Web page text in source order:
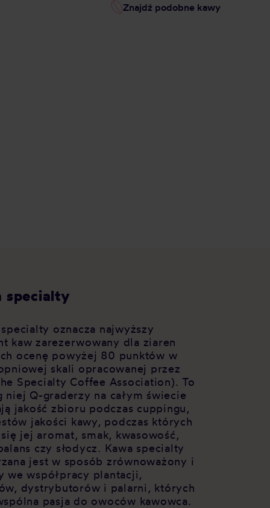
Znajdź podobne kawy
specialty
specialty oznacza najwyższy
kaw zarezerwowany dla ziaren
ocenę powyżej 80 punktów w
skali opracowanej przez
Specialty Coffee Association). To
niej Q-graderzy na całym świecie
jakość zbioru podczas cuppingu,
jakości kawy, podczas których
jej aromat, smak, kwasowość,
czy słodycz. Kawa specialty
jest w sposób zrównoważony i
we współpracy plantacji,
dystrybutorów i palarni, których
pasja do owoców kawowca.